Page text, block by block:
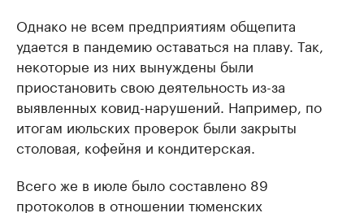
Однако не всем предприятиям общепита
удается в пандемию оставаться на плаву. Так,
некоторые из них вынуждены были
приостановить свою деятельность из-за
выявленных ковид-нарушений. Например, по
итогам июльских проверок были закрыты
столовая, кофейня и кондитерская.
Всего же в июле было составлено 89
протоколов в отношении тюменских